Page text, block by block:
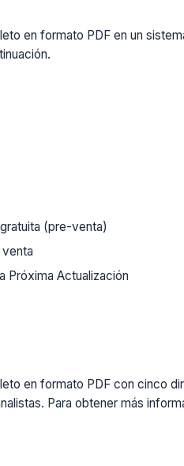
en formato PDF en un
(pre-venta)
Próxima Actualización
en formato PDF con cinco
Para obtener más